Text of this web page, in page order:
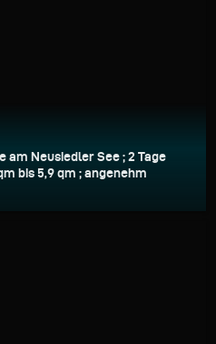
Neusiedler See ; 2 Tage
bis 5,9 qm ; angenehm